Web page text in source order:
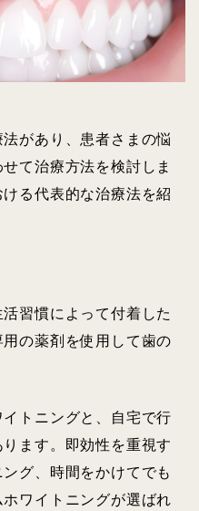
があり、患者さまの悩
て治療方法を検討しま
る代表的な治療法を紹
習慣によって付着した
の薬剤を使用して歯の
トニングと、自宅で行
ます。即効性を重視す
グ、時間をかけてでも
ワイトニングが選ばれ